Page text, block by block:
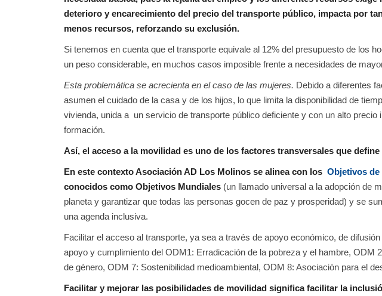
deterioro y encarecimiento del precio del transporte público, impacta por
menos recursos, reforzando su exclusión.
Si tenemos en cuenta que el transporte equivale al 12% del presupuesto de los
un peso considerable, en muchos casos imposible frente a necesidades de
Esta problemática se acrecienta en el caso de las mujeres. Debido a diferentes
asumen el cuidado de la casa y de los hijos, lo que limita la disponibilidad de
vivienda, unida a un servicio de transporte público deficiente y con un alto
formación.
Así, el acceso a la movilidad es uno de los factores transversales que
En este contexto Asociación AD Los Molinos se alinea con los Objetivos
conocidos como Objetivos Mundiales (un llamado universal a la adopción de
planeta y garantizar que todas las personas gocen de paz y prosperidad) y se
una agenda inclusiva.
Facilitar el acceso al transporte, ya sea a través de apoyo económico, de
apoyo y cumplimiento del ODM1: Erradicación de la pobreza y el hambre, ODM
de género, ODM 7: Sostenibilidad medioambiental, ODM 8: Asociación para el
Facilitar y mejorar las posibilidades de movilidad significa facilitar la